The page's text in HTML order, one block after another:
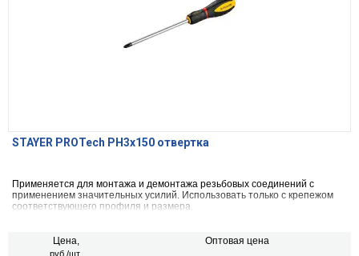
STAYER PROTech PH3x150 отвертка
Применяется для монтажа и демонтажа резьбовых соединений с
применением значительных усилий. Использовать только с крепежом
соответствующего профиля и размера.
Цена,
руб./шт.
Оптовая цена